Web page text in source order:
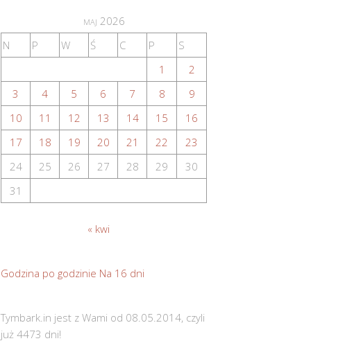
maj 2026
N
P W Ś C P
S
1
2
3
4 5 6 7 8
9
10
11 12 13 14 15
16
17
18 19 20 21 22
23
24
25 26 27 28 29
30
31
« kwi
Godzina po godzinie Na 16 dni
Tymbark.in jest z Wami od 08.05.2014, czyli
już 4473 dni!